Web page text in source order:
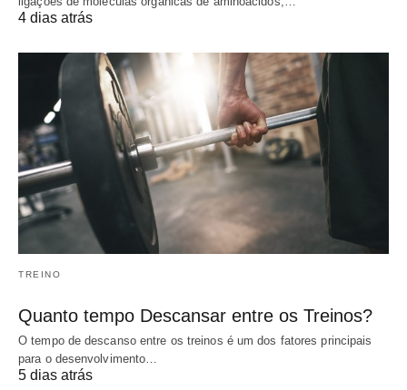
4 dias atrás
TREINO
Quanto tempo Descansar entre os Treinos?
O tempo de descanso entre os treinos é um dos fatores principais
para o desenvolvimento…
5 dias atrás